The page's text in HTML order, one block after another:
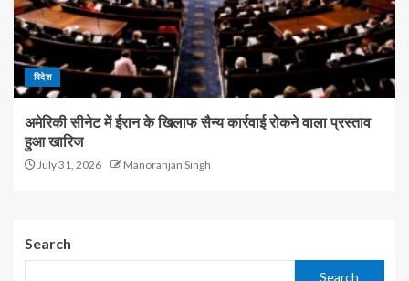
विदेश
अमेरिकी सीनेट में ईरान के खिलाफ सैन्य कार्रवाई रोकने वाला प्रस्ताव
हुआ खारिज
July 31, 2026 Manoranjan Singh
Search
Search